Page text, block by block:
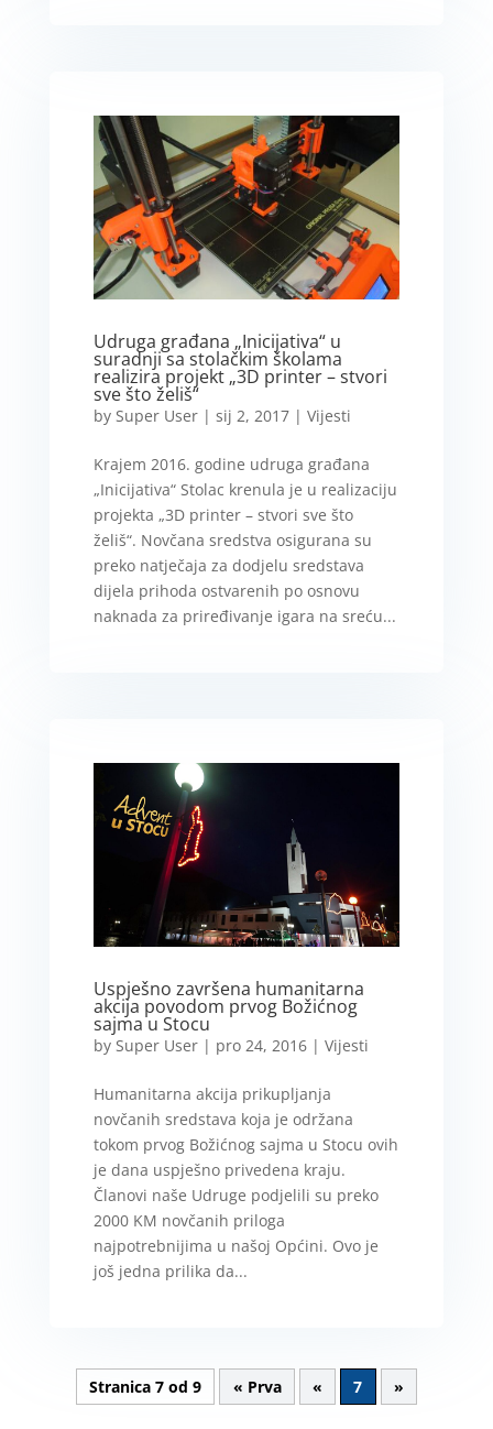
Udruga građana „Inicijativa“ u
suradnji sa stolačkim školama
realizira projekt „3D printer – stvori
sve što želiš“
by Super User| sij 2, 2017| Vijesti
Krajem 2016. godine udruga građana
„Inicijativa“ Stolac krenula je u realizaciju
projekta „3D printer – stvori sve što
želiš“. Novčana sredstva osigurana su
preko natječaja za dodjelu sredstava
dijela prihoda ostvarenih po osnovu
naknada za priređivanje igara na sreću...
Uspješno završena humanitarna
akcija povodom prvog Božićnog
sajma u Stocu
by Super User| pro 24, 2016| Vijesti
Humanitarna akcija prikupljanja
novčanih sredstava koja je održana
tokom prvog Božićnog sajma u Stocu ovih
je dana uspješno privedena kraju.
Članovi naše Udruge podjelili su preko
2000 KM novčanih priloga
najpotrebnijima u našoj Općini. Ovo je
još jedna prilika da...
Stranica 7 od 9 « Prva « 7 »